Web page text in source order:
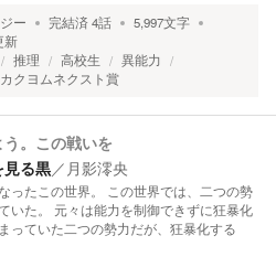
ー 完結済4話 5,997文字
新
推理 高校生
異能力
カクヨムネクスト賞
。この戦いを
る黒／ 月影澪央
ったこの世界。 この世界では、二つの勢
いた。 元々は能力を制御できずに狂暴化
っていた二つの勢力だが、狂暴化する